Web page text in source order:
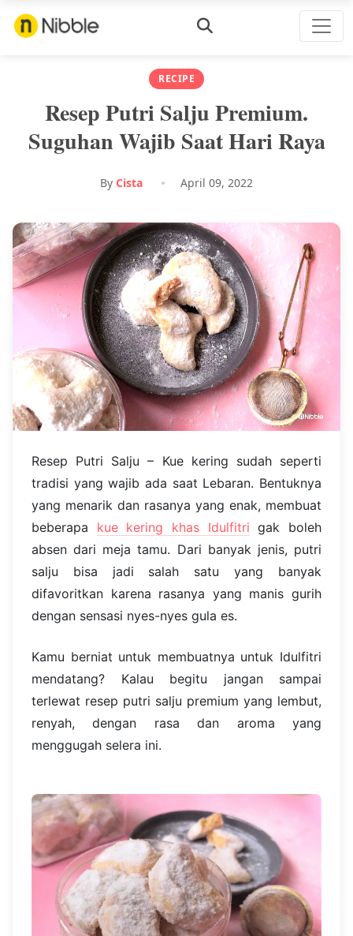
RECIPE
Resep Putri Salju Premium.
Suguhan Wajib Saat Hari Raya
By Cista April 09, 2022
Resep Putri Salju – Kue kering sudah seperti
tradisi yang wajib ada saat Lebaran. Bentuknya
yang menarik dan rasanya yang enak, membuat
beberapa kue kering khas Idulfitri gak boleh
absen dari meja tamu. Dari banyak jenis, putri
salju bisa jadi salah satu yang banyak
difavoritkan karena rasanya yang manis gurih
dengan sensasi nyes-nyes gula es.
Kamu berniat untuk membuatnya untuk Idulfitri
mendatang? Kalau begitu jangan sampai
terlewat resep putri salju premium yang lembut,
renyah, dengan rasa dan aroma yang
menggugah selera ini.